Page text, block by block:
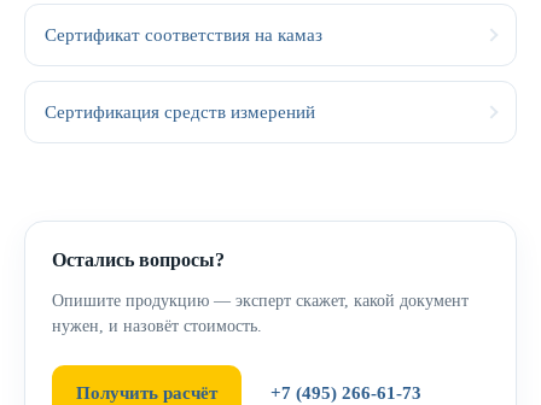
Сертификат соответствия на камаз
Сертификация средств измерений
Остались вопросы?
Опишите продукцию — эксперт скажет, какой документ
нужен, и назовёт стоимость.
Получить расчёт +7 (495) 266-61-73